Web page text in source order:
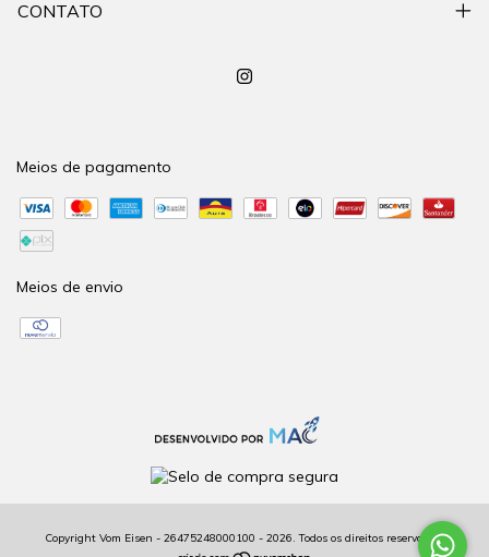
CONTATO
Meios de pagamento
Meios de envio
Copyright Vom Eisen - 26475248000100 - 2026. Todos os direitos reservados.